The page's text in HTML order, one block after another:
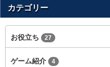
カテゴリー
お役立ち 27
ゲーム紹介 4